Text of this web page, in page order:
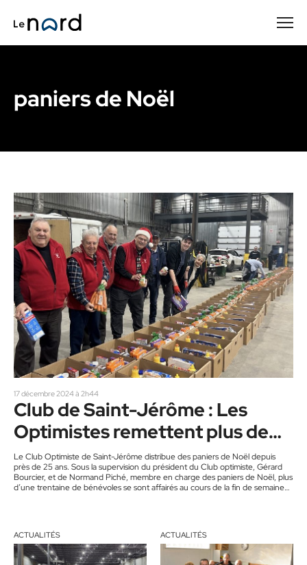
paniers de Noël
17 décembre 2024 à 2h44
Club de Saint-Jérôme : Les
Optimistes remettent plus de
55 000 $ pour les paniers de
Noël
Le Club Optimiste de Saint-Jérôme distribue des paniers de Noël depuis
près de 25 ans. Sous la supervision du président du Club optimiste, Gérard
Bourcier, et de Normand Piché, membre en charge des paniers de Noël, plus
d’une trentaine de bénévoles se sont affairés au cours de la fin de semaine
ACTUALITÉS ACTUALITÉS